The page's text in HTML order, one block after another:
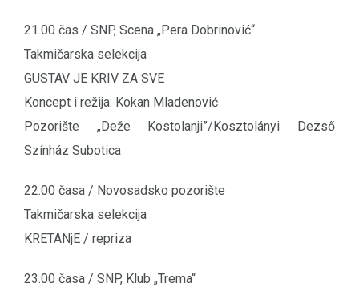
21.00 čas / SNP, Scena „Pera Dobrinović“
Takmičarska selekcija
GUSTAV JE KRIV ZA SVE
Koncept i režija: Kokan Mladenović
Pozorište „Deže Kostolanji”/Kosztolányi Dezső
Színház Subotica
22.00 časa / Novosadsko pozorište
Takmičarska selekcija
KRETANjE / repriza
23.00 časa / SNP, Klub „Trema“